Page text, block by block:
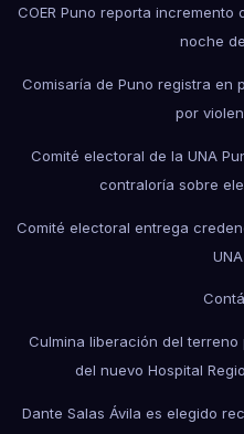
COER Puno reporta
noche
Comisaría de Puno registra en
por
Comité electoral de la UNA
contraloría sobre
Comité electoral entrega
Culmina liberación del
del nuevo Hospital
Dante Salas Ávila es elegido